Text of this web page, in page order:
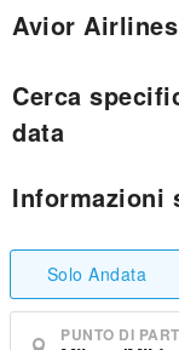
Avior
Cerca
data
Informazioni
Solo Andata
PUNTO DI